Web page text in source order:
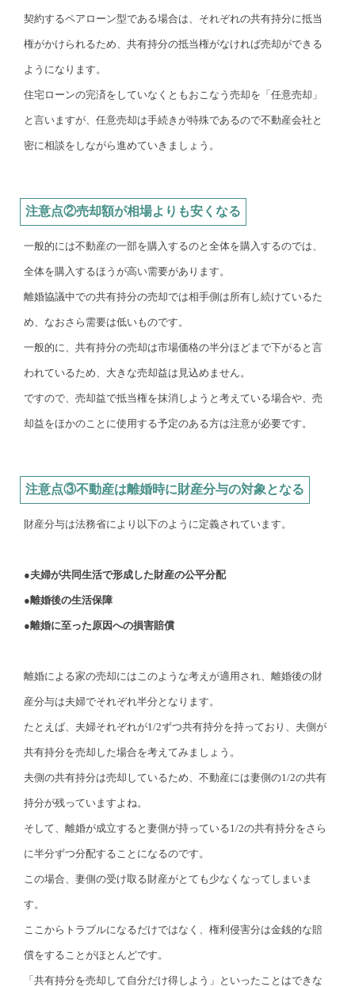
契約するペアローン型である場合は、それぞれの共有持分に抵当
権がかけられるため、共有持分の抵当権がなければ売却ができる
ようになります。
住宅ローンの完済をしていなくともおこなう売却を「任意売却」
と言いますが、任意売却は手続きが特殊であるので不動産会社と
密に相談をしながら進めていきましょう。
注意点②売却額が相場よりも安くなる
一般的には不動産の一部を購入するのと全体を購入するのでは、
全体を購入するほうが高い需要があります。
離婚協議中での共有持分の売却では相手側は所有し続けているた
め、なおさら需要は低いものです。
一般的に、共有持分の売却は市場価格の半分ほどまで下がると言
われているため、大きな売却益は見込めません。
ですので、売却益で抵当権を抹消しようと考えている場合や、売
却益をほかのことに使用する予定のある方は注意が必要です。
注意点③不動産は離婚時に財産分与の対象となる
財産分与は法務省により以下のように定義されています。
●夫婦が共同生活で形成した財産の公平分配
●離婚後の生活保障
●離婚に至った原因への損害賠償
離婚による家の売却にはこのような考えが適用され、離婚後の財
産分与は夫婦でそれぞれ半分となります。
たとえば、夫婦それぞれが1/2ずつ共有持分を持っており、夫側が
共有持分を売却した場合を考えてみましょう。
夫側の共有持分は売却しているため、不動産には妻側の1/2の共有
持分が残っていますよね。
そして、離婚が成立すると妻側が持っている1/2の共有持分をさら
に半分ずつ分配することになるのです。
この場合、妻側の受け取る財産がとても少なくなってしまいま
す。
ここからトラブルになるだけではなく、権利侵害分は金銭的な賠
償をすることがほとんどです。
「共有持分を売却して自分だけ得しよう」といったことはできな